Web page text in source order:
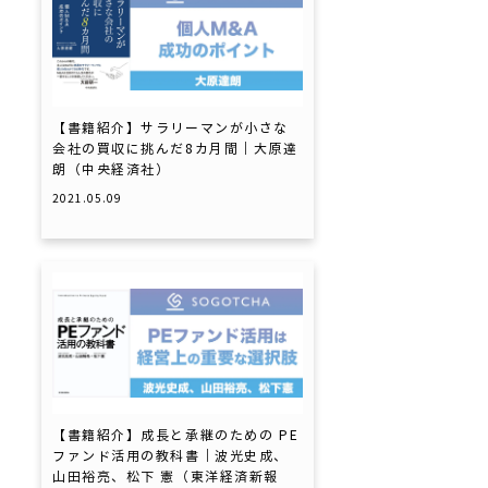
【書籍紹介】サラリーマンが小さな
会社の買収に挑んだ8カ月間｜大原達
朗（中央経済社）
2021.05.09
【書籍紹介】成長と承継のための PE
ファンド活用の教科書｜波光史成、
山田裕亮、松下 憲（東洋経済新報